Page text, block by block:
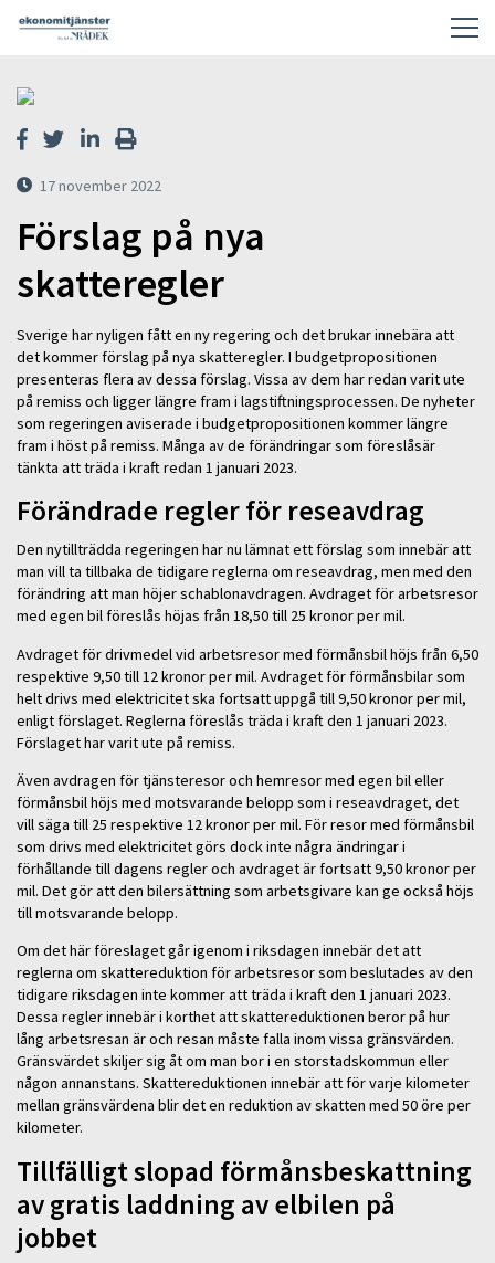
17 november 2022
Förslag på nya
skatteregler
Sverige har nyligen fått en ny regering och det brukar innebära att
det kommer förslag på nya skatteregler. I budgetpropositionen
presenteras flera av dessa förslag. Vissa av dem har redan varit ute
på remiss och ligger längre fram i lagstiftningsprocessen. De nyheter
som regeringen aviserade i budgetpropositionen kommer längre
fram i höst på remiss. Många av de förändringar som föreslåsär
tänkta att träda i kraft redan 1 januari 2023.
Förändrade regler för reseavdrag
Den nytillträdda regeringen har nu lämnat ett förslag som innebär att
man vill ta tillbaka de tidigare reglerna om reseavdrag, men med den
förändring att man höjer schablonavdragen. Avdraget för arbetsresor
med egen bil föreslås höjas från 18,50 till 25 kronor per mil.
Avdraget för drivmedel vid arbetsresor med förmånsbil höjs från 6,50
respektive 9,50 till 12 kronor per mil. Avdraget för förmånsbilar som
helt drivs med elektricitet ska fortsatt uppgå till 9,50 kronor per mil,
enligt förslaget. Reglerna föreslås träda i kraft den 1 januari 2023.
Förslaget har varit ute på remiss.
Även avdragen för tjänsteresor och hemresor med egen bil eller
förmånsbil höjs med motsvarande belopp som i reseavdraget, det
vill säga till 25 respektive 12 kronor per mil. För resor med förmånsbil
som drivs med elektricitet görs dock inte några ändringar i
förhållande till dagens regler och avdraget är fortsatt 9,50 kronor per
mil. Det gör att den bilersättning som arbetsgivare kan ge också höjs
till motsvarande belopp.
Om det här föreslaget går igenom i riksdagen innebär det att
reglerna om skattereduktion för arbetsresor som beslutades av den
tidigare riksdagen inte kommer att träda i kraft den 1 januari 2023.
Dessa regler innebär i korthet att skattereduktionen beror på hur
lång arbetsresan är och resan måste falla inom vissa gränsvärden.
Gränsvärdet skiljer sig åt om man bor i en storstadskommun eller
någon annanstans. Skattereduktionen innebär att för varje kilometer
mellan gränsvärdena blir det en reduktion av skatten med 50 öre per
kilometer.
Tillfälligt slopad förmånsbeskattning
av gratis laddning av elbilen på
jobbet